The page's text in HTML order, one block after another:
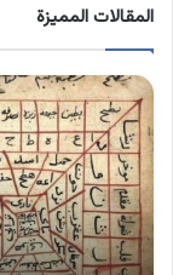
المقالات المميزة
اسماء
الجن
في
كتاب
شمس
المعارف